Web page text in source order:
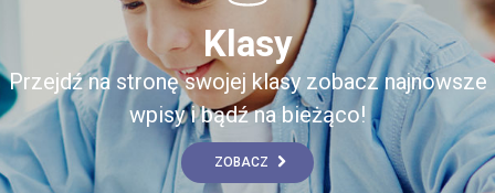
Klasy
Przejdź na stronę swojej klasy zobacz najnowsze
wpisy i bądź na bieżąco!
ZOBACZ